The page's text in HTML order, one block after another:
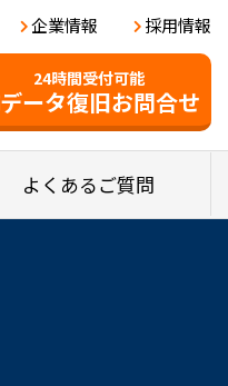
企業情報 採用情報
24時間受付可能
データ復旧お問合せ
よくあるご質問